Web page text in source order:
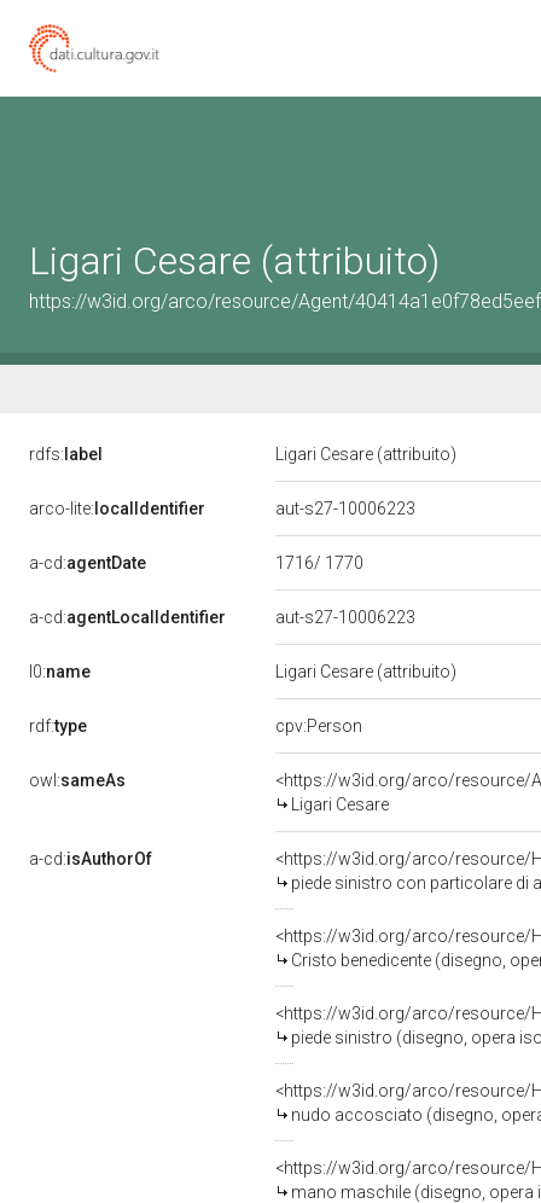
Ligari Cesare (attribuito)
https://w3id.org/arco/resource/Agent/
rdfs: label Ligari Cesare (attribuito)
arco-lite: localIdentifier aut-s27-10006223
a-cd:agentDate 1716/ 1770
a-cd:agentLocalIdentifier aut-s27-10006223
l0:name Ligari Cesare (attribuito)
rdf:type cpv:Person
owl:sameAs
<https://w3id.org/arco/resource/
Ligari Cesare
a-cd:isAuthorOf
<https://w3id.org/arco/resource/
piede sinistro con particolare di
<https://w3id.org/arco/resource/
Cristo benedicente (disegno,
<https://w3id.org/arco/resource/
piede sinistro (disegno, opera
<https://w3id.org/arco/resource/
nudo accosciato (disegno,
<https://w3id.org/arco/resource/
mano maschile (disegno, opera